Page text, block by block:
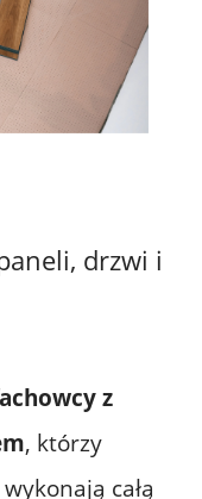
drzwi i
z
, którzy
całą